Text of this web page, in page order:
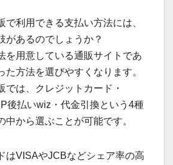
で利用できる支払い方法には、
があるのでしょうか？
を用意している通販サイトであ
た方法を選びやすくなります。
では、クレジットカード・
後払いwiz・代金引換という4種
中から選ぶことが可能です。
はVISAやJCBなどシェア率の高